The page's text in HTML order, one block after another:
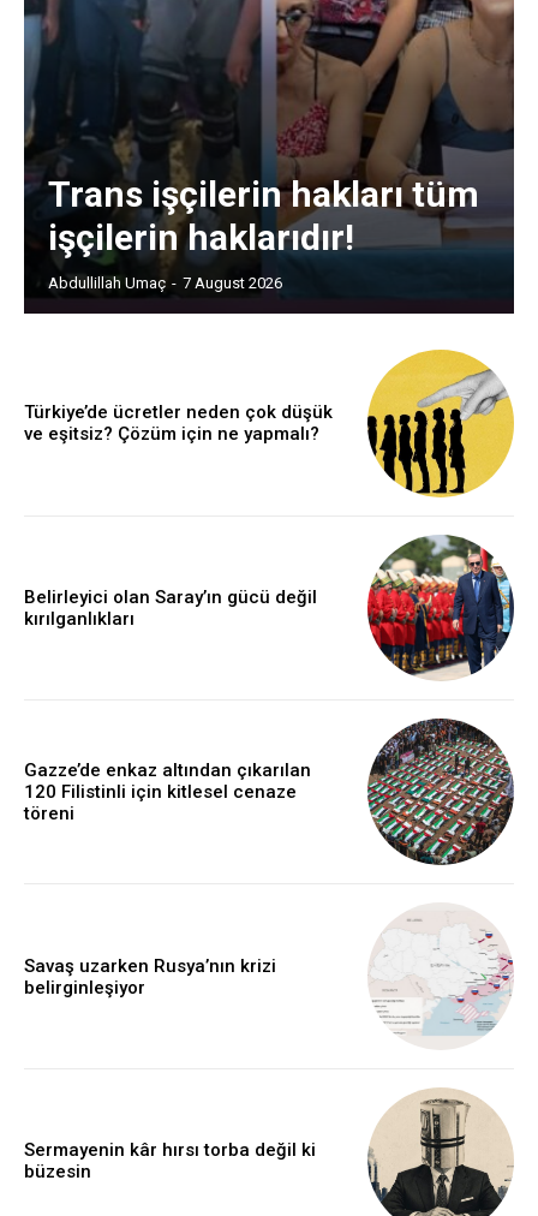
Trans işçilerin hakları tüm
işçilerin haklarıdır!
Abdullillah Umaç - 7 August 2026
Türkiye’de ücretler neden çok düşük
ve eşitsiz? Çözüm için ne yapmalı?
Belirleyici olan Saray’ın gücü değil
kırılganlıkları
Gazze’de enkaz altından çıkarılan
120 Filistinli için kitlesel cenaze
töreni
Savaş uzarken Rusya’nın krizi
belirginleşiyor
Sermayenin kâr hırsı torba değil ki
büzesin